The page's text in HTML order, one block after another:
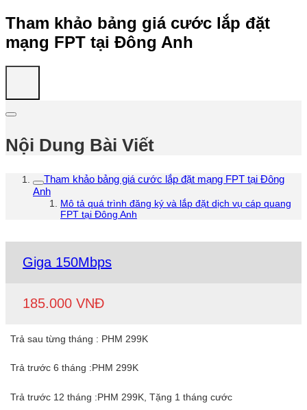
Tham khảo bảng giá cước lắp đặt
mạng FPT tại Đông Anh
Nội Dung Bài Viết
Tham khảo bảng giá cước lắp đặt mạng FPT tại Đông
Anh
Mô tả quá trình đăng ký và lắp đặt dịch vụ cáp quang
FPT tại Đông Anh
Giga 150Mbps
185.000 VNĐ
Trả sau từng tháng : PHM 299K
Trả trước 6 tháng :PHM 299K
Trả trước 12 tháng :PHM 299K, Tặng 1 tháng cước